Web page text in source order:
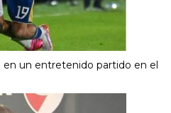
en un entretenido partido en el